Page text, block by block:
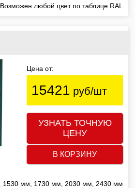
Возможен любой цвет по таблице RAL
Цена от:
15421 руб/шт
УЗНАТЬ ТОЧНУЮ
ЦЕНУ
В КОРЗИНУ
1530 мм, 1730 мм, 2030 мм, 2430 мм